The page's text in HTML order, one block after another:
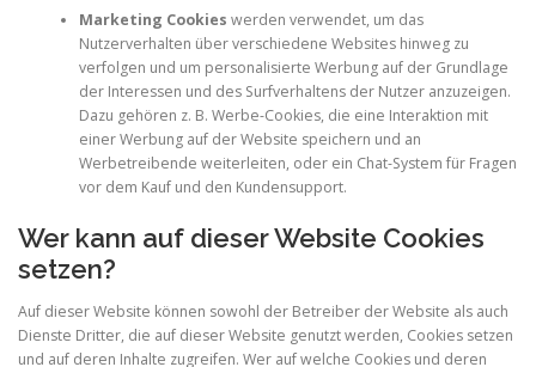
Marketing Cookies werden verwendet, um das
Nutzerverhalten über verschiedene Websites hinweg zu
verfolgen und um personalisierte Werbung auf der Grundlage
der Interessen und des Surfverhaltens der Nutzer anzuzeigen.
Dazu gehören z. B. Werbe-Cookies, die eine Interaktion mit
einer Werbung auf der Website speichern und an
Werbetreibende weiterleiten, oder ein Chat-System für Fragen
vor dem Kauf und den Kundensupport.
Wer kann auf dieser Website Cookies
setzen?
Auf dieser Website können sowohl der Betreiber der Website als auch
Dienste Dritter, die auf dieser Website genutzt werden, Cookies setzen
und auf deren Inhalte zugreifen. Wer auf welche Cookies und deren